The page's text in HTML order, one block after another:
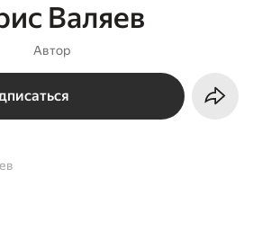
Валяев
Автор